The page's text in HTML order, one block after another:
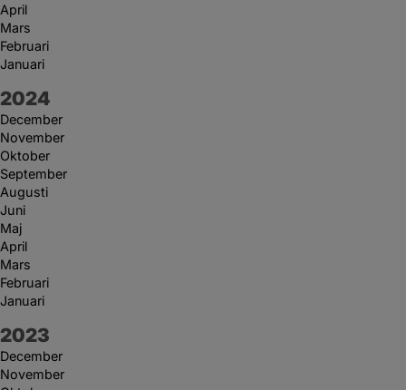
April
Mars
Februari
Januari
År:
2024
December
November
Oktober
September
Augusti
Juni
Maj
April
Mars
Februari
Januari
År:
2023
December
November